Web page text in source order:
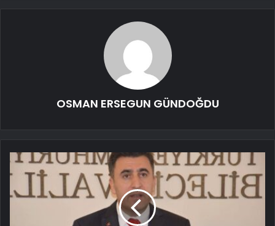
OSMAN ERSEGUN GÜNDOĞDU